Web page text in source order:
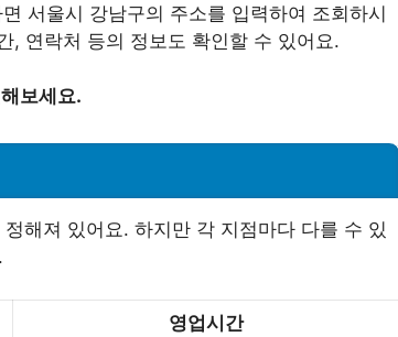
서울시 강남구의 주소를 입력하여 조회하시
, 연락처 등의 정보도 확인할 수 있어요.
보세요.
해져 있어요. 하지만 각 지점마다 다를 수 있
영업시간